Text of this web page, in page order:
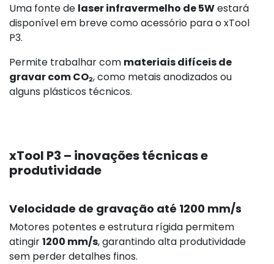
Uma fonte de laser infravermelho de 5Westará
disponível em breve como acessório para o xTool
P3.
Permite trabalhar com materiais difíceis de
gravar com CO₂, como metais anodizados ou
alguns plásticos técnicos.
xTool P3 – inovações técnicas e
produtividade
Velocidade de gravação até 1200 mm/s
Motores potentes e estrutura rígida permitem
atingir1200 mm/s, garantindo alta produtividade
sem perder detalhes finos.